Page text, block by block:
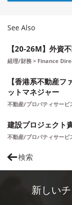
See Also
【20-26M】外資
経理/財務 > Finance
【香港系不動産
ットマネジャー
不動産/プロパティサー
建設プロジェクト
不動産/プロパティサー
検索
新しい